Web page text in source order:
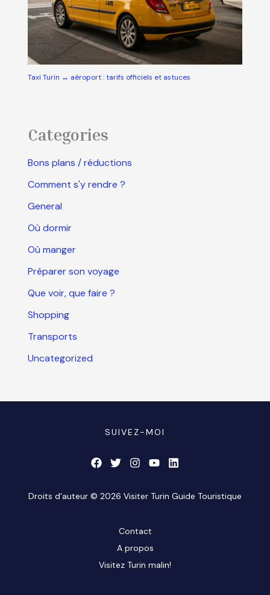
Taxi Turin ↔ aéroport : tarifs officiels et astuces
Categories
Bons plans / réductions
Comment s'y rendre ?
General
Où dormir
Où manger
Préparer son voyage
Que voir, que faire ?
Shopping
Transports
Uncategorized
SUIVEZ-MOI
Droits d'auteur © 2026 Visiter Turin Guide Touristique
Contact
A propos
Visitez Turin malin!